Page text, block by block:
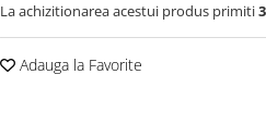
La achizitionarea acestui produs primiti3
Adauga la Favorite